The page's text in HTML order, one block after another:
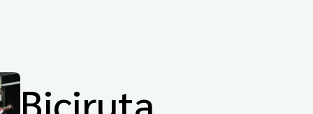
Biciruta